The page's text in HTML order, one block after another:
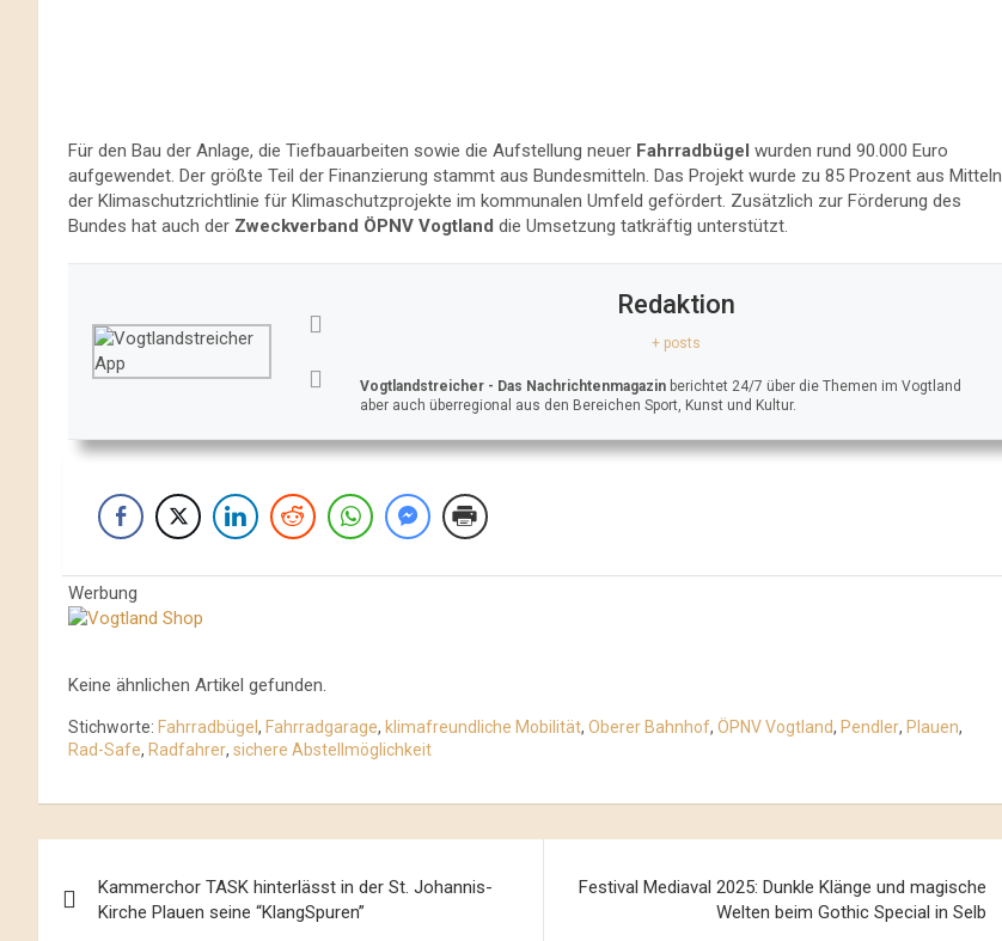
Für den Bau der Anlage, die Tiefbauarbeiten sowie die Aufstellung neuer Fahrradbügel wurden rund 90.000 Euro
aufgewendet. Der größte Teil der Finanzierung stammt aus Bundesmitteln. Das Projekt wurde zu 85 Prozent aus Mitteln
der Klimaschutzrichtlinie für Klimaschutzprojekte im kommunalen Umfeld gefördert. Zusätzlich zur Förderung des
Bundes hat auch der Zweckverband ÖPNV Vogtland die Umsetzung tatkräftig unterstützt.
Redaktion
+ posts
Vogtlandstreicher - Das Nachrichtenmagazin berichtet 24/7 über die Themen im Vogtland
aber auch überregional aus den Bereichen Sport, Kunst und Kultur.
Werbung
Keine ähnlichen Artikel gefunden.
Stichworte: Fahrradbügel , Fahrradgarage, klimafreundliche Mobilität, Oberer Bahnhof, ÖPNV Vogtland, Pendler, Plauen,
Rad-Safe, Radfahrer, sichere Abstellmöglichkeit
Navigation
Kammerchor TASK hinterlässt in der St. Johannis-
Kirche Plauen seine “KlangSpuren”
Festival Mediaval 2025: Dunkle Klänge und magische
Welten beim Gothic Special in Selb